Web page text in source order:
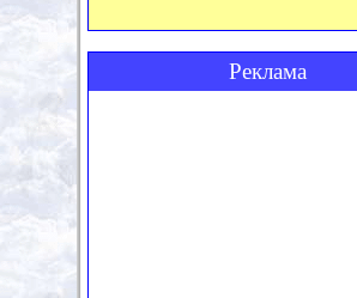
Реклама